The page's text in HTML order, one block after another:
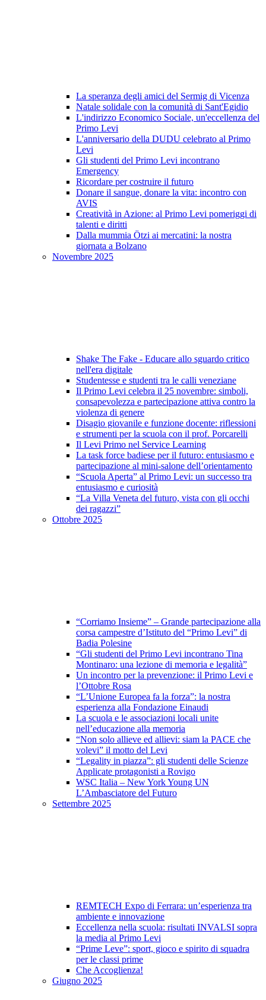
La speranza degli amici del Sermig di Vicenza
Natale solidale con la comunità di Sant'Egidio
L'indirizzo Economico Sociale, un'eccellenza del
Primo Levi
L'anniversario della DUDU celebrato al Primo
Levi
Gli studenti del Primo Levi incontrano
Emergency
Ricordare per costruire il futuro
Donare il sangue, donare la vita: incontro con
AVIS
Creatività in Azione: al Primo Levi pomeriggi di
talenti e diritti
Dalla mummia Ötzi ai mercatini: la nostra
giornata a Bolzano
Novembre 2025
Shake The Fake - Educare allo sguardo critico
nell'era digitale
Studentesse e studenti tra le calli veneziane
Il Primo Levi celebra il 25 novembre: simboli,
consapevolezza e partecipazione attiva contro la
violenza di genere
Disagio giovanile e funzione docente: riflessioni
e strumenti per la scuola con il prof. Porcarelli
Il Levi Primo nel Service Learning
La task force badiese per il futuro: entusiasmo e
partecipazione al mini-salone dell’orientamento
“Scuola Aperta” al Primo Levi: un successo tra
entusiasmo e curiosità
“La Villa Veneta del futuro, vista con gli occhi
dei ragazzi”
Ottobre 2025
“Corriamo Insieme” – Grande partecipazione alla
corsa campestre d’Istituto del “Primo Levi” di
Badia Polesine
“Gli studenti del Primo Levi incontrano Tina
Montinaro: una lezione di memoria e legalità”
Un incontro per la prevenzione: il Primo Levi e
l’Ottobre Rosa
“L’Unione Europea fa la forza”: la nostra
esperienza alla Fondazione Einaudi
La scuola e le associazioni locali unite
nell’educazione alla memoria
“Non solo allieve ed allievi: siam la PACE che
volevi” il motto del Levi
“Legality in piazza”: gli studenti delle Scienze
Applicate protagonisti a Rovigo
WSC Italia – New York Young UN
L’Ambasciatore del Futuro
Settembre 2025
REMTECH Expo di Ferrara: un’esperienza tra
ambiente e innovazione
Eccellenza nella scuola: risultati INVALSI sopra
la media al Primo Levi
“Prime Leve”: sport, gioco e spirito di squadra
per le classi prime
Che Accoglienza!
Giugno 2025